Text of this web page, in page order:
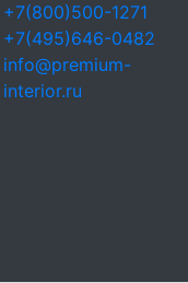
+7(800)500-1271
+7(495)646-0482
info@premium-
interior.ru